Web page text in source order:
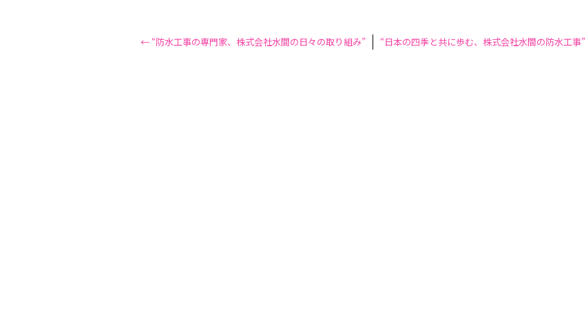
←“防水工事の専門家、株式会社水間の日々の取り組み” “日本の四季と共に歩む、株式会社水間の防水工事”